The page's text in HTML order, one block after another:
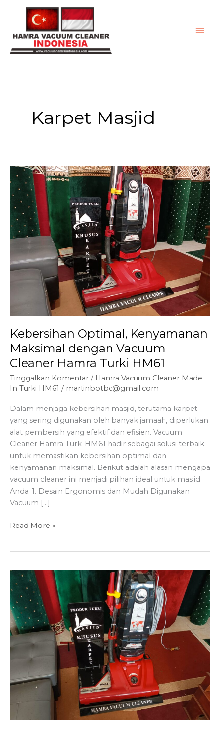
Karpet Masjid
Kebersihan Optimal, Kenyamanan
Maksimal dengan Vacuum
Cleaner Hamra Turki HM61
Tinggalkan Komentar / Hamra Vacuum Cleaner Made
In Turki HM61 / martinbotbc@gmail.com
Dalam menjaga kebersihan masjid, terutama karpet
yang sering digunakan oleh banyak jamaah, diperlukan
alat pembersih yang efektif dan efisien. Vacuum
Cleaner Hamra Turki HM61 hadir sebagai solusi terbaik
untuk memastikan kebersihan optimal dan
kenyamanan maksimal. Berikut adalah alasan mengapa
vacuum cleaner ini menjadi pilihan ideal untuk masjid
Anda. 1. Desain Ergonomis dan Mudah Digunakan
Vacuum […]
Kebersihan
dengan
Vacuum
Cleaner
Hamra
Turki
HM61
Read More »